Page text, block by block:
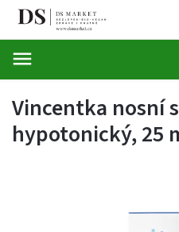
Vincentka nosní
hypotonický, 25